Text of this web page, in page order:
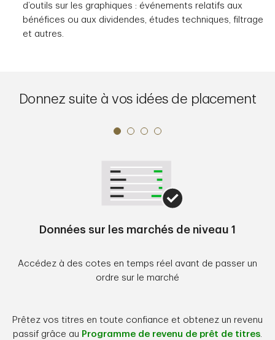
d’outils sur les graphiques : événements relatifs aux
bénéfices ou aux dividendes, études techniques, filtrage
et autres.
Donnez suite à vos idées de placement
Données sur les marchés de niveau 1
Accédez à des cotes en temps réel avant de passer un
ordre sur le marché
Prêtez vos titres en toute confiance et obtenez un revenu
passif grâce au Programme de revenu de prêt de titres.